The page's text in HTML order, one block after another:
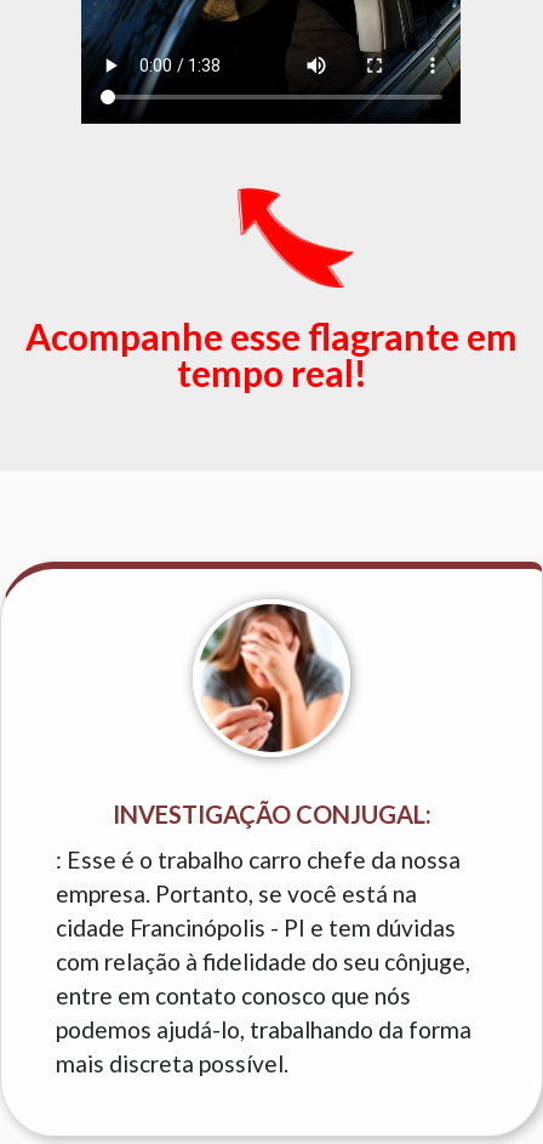
Acompanhe esse flagrante em
tempo real!
INVESTIGAÇÃO CONJUGAL:
: Esse é o trabalho carro chefe da nossa
empresa. Portanto, se você está na
cidade Francinópolis - PI e tem dúvidas
com relação à fidelidade do seu cônjuge,
entre em contato conosco que nós
podemos ajudá-lo, trabalhando da forma
mais discreta possível.